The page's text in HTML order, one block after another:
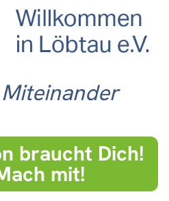
braucht Dich!
mit!